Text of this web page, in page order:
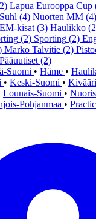
Lapua Eurooppa Cup
Suhl (4) Nuorten MM (4)
EM-kisat (3) Haulikko
(2) Sporting (2)
Marko Talvitie (2)
Pääuutiset (2)
Suomi • Häme •
• Keski-Suomi • Kivääri
Lounais-Suomi •
Pohjanmaa •